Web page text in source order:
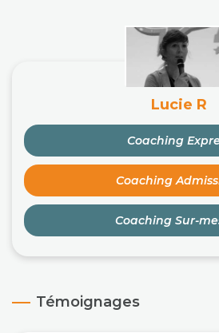
Lucie R
Coaching
Coaching
Coaching Sur-
Témoignages